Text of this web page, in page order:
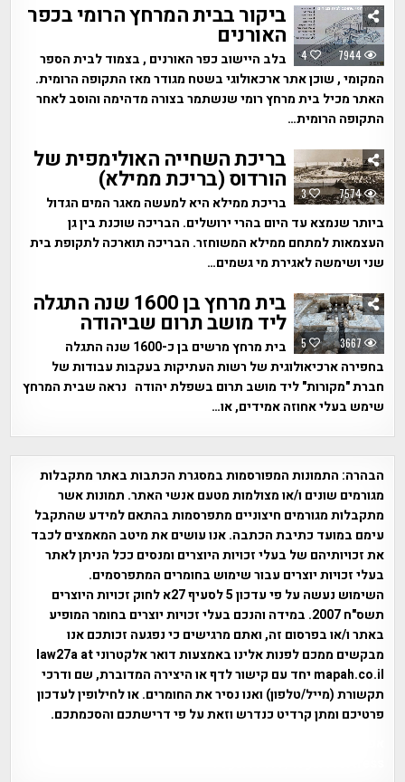
4 7944
ביקור בבית המרחץ הרומי בכפר
האורנים
בלב היישוב כפר האורנים , בצמוד לבית הספר
המקומי , שוכן אתר ארכאולוגי בשטח מגודר מאז התקופה הרומית.
האתר מכיל בית מרחץ רומי שנשתמר בצורה מדהימה והוסב לאחר
התקופה הרומית…
3 7574
בריכת השחייה האולימפית של
הורדוס (בריכת ממילא)
בריכת ממילא היא למעשה מאגר המים הגדול
ביותר שנמצא עד היום בהרי ירושלים. הבריכה שוכנת בין גן
העצמאות למתחם ממילא המשוחזר. הבריכה תוארכה לתקופת בית
שני ושימשה לאגירת מי גשמים…
5 3667
בית מרחץ בן 1600 שנה התגלה
ליד מושב תרום שביהודה
בית מרחץ מרשים בן כ-1600 שנה התגלה
בחפירה ארכיאולוגית של רשות העתיקות בעקבות עבודות של
חברת "מקורות" ליד מושב תרום בשפלת יהודה נראה שבית המרחץ
שימש בעלי אחוזה אמידים, או…
הבהרה: התמונות המפורסמות במסגרת הכתבות באתר מתקבלות
מגורמים שונים ו/או מצולמות מטעם אנשי האתר. תמונות אשר
מתקבלות מגורמים חיצוניים מתפרסמות בהתאם למידע שהתקבל
עימם במועד כתיבת הכתבה. אנו עושים את מיטב המאמצים לכבד
את זכויותיהם של בעלי זכויות היוצרים ומנסים ככל הניתן לאתר
בעלי זכויות יוצרים עבור שימוש בחומרים המתפרסמים.
השימוש נעשה על פי עדכון 5 לסעיף 27א לחוק זכויות היוצרים
תשס"ח 2007. במידה והנכם בעלי זכויות יוצרים בחומר המופיע
באתר ו/או בפרסום זה, ואתם מרגישים כי נפגעה זכותכם אנו
מבקשים ממכם לפנות אלינו באמצעות דואר אלקטרוני law27a at
mapah.co.il יחד עם קישור לדף או היצירה המדוברת, שם ודרכי
תקשורת (מייל/טלפון) ואנו נסיר את החומרים. או לחילופין לעדכון
פרטיכם ומתן קרדיט כנדרש וזאת על פי דרישתכם והסכמתכם.